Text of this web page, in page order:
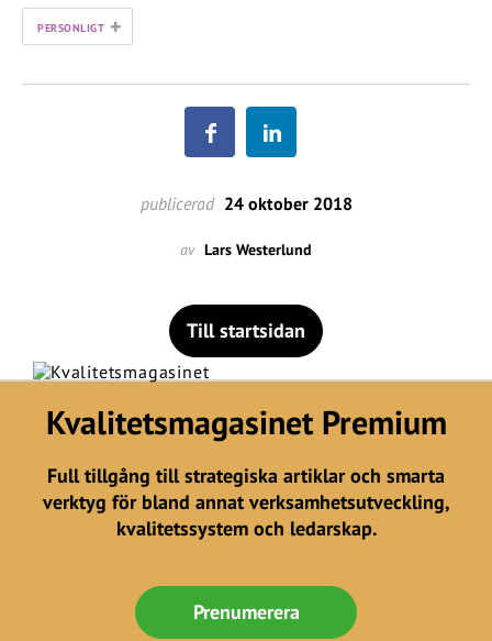
PERSONLIGT +
publicerad 24 oktober 2018
av Lars Westerlund
Till startsidan
Kvalitetsmagasinet Premium
Full tillgång till strategiska artiklar och smarta
verktyg för bland annat verksamhetsutveckling,
kvalitetssystem och ledarskap.
Prenumerera